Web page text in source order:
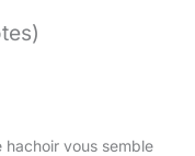
vous semble